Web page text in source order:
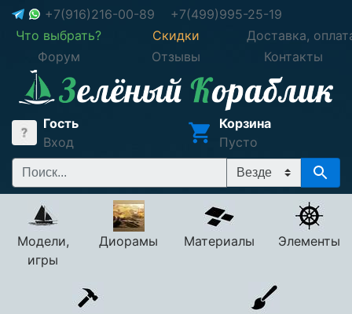
+7(916)216-00-89
+7(499)995-25-19
Что выбрать?
Скидки
Доставка,
Форум
Отзывы Контакты
Гость
Вход
Корзина
Пусто
Модели,
игры
Диорамы Материалы Элементы